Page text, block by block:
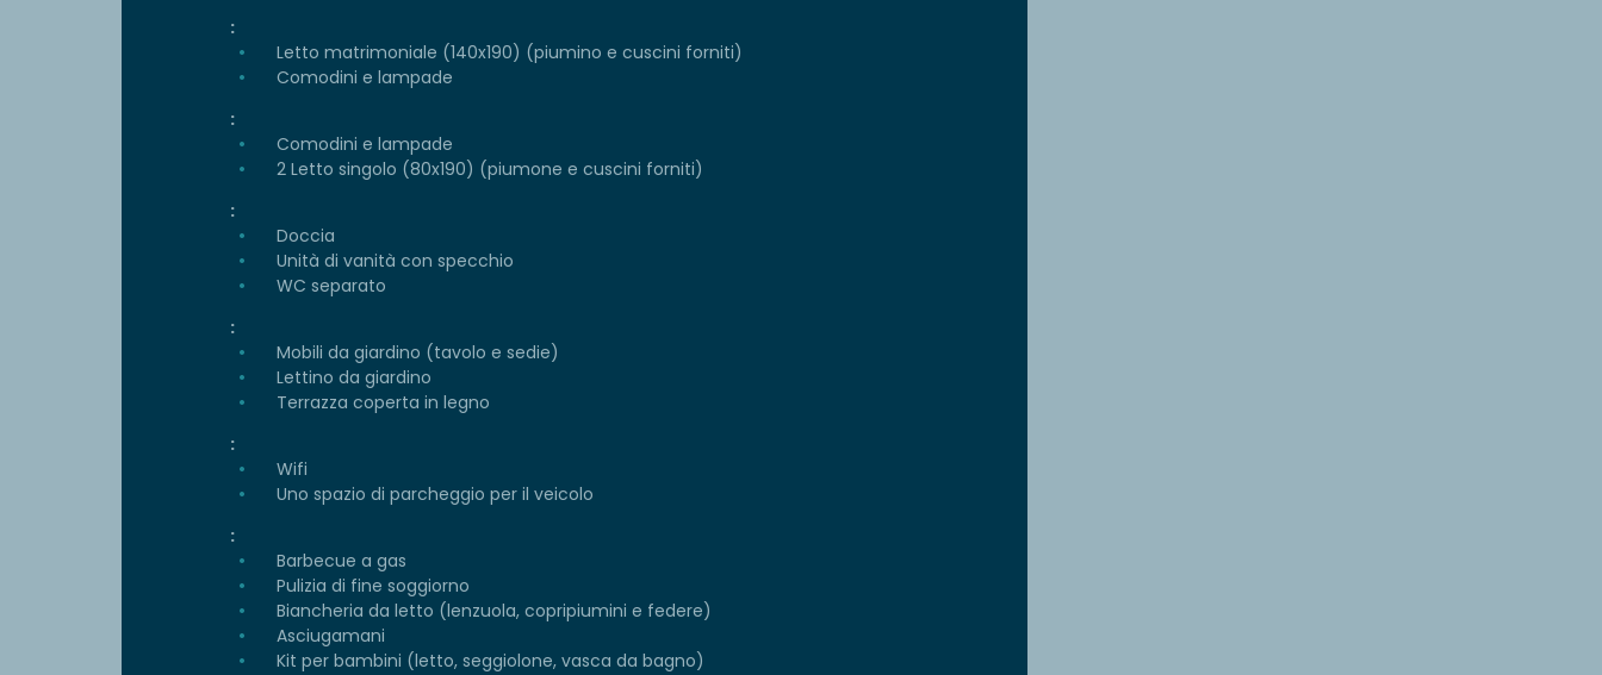
:
Letto matrimoniale (140x190) (piumino e cuscini forniti)
Comodini e lampade
:
Comodini e lampade
2 Letto singolo (80x190) (piumone e cuscini forniti)
:
Doccia
Unità di vanità con specchio
WC separato
:
Mobili da giardino (tavolo e sedie)
Lettino da giardino
Terrazza coperta in legno
:
Wifi
Uno spazio di parcheggio per il veicolo
:
Barbecue a gas
Pulizia di fine soggiorno
Biancheria da letto (lenzuola, copripiumini e federe)
Asciugamani
Kit per bambini (letto, seggiolone, vasca da bagno)